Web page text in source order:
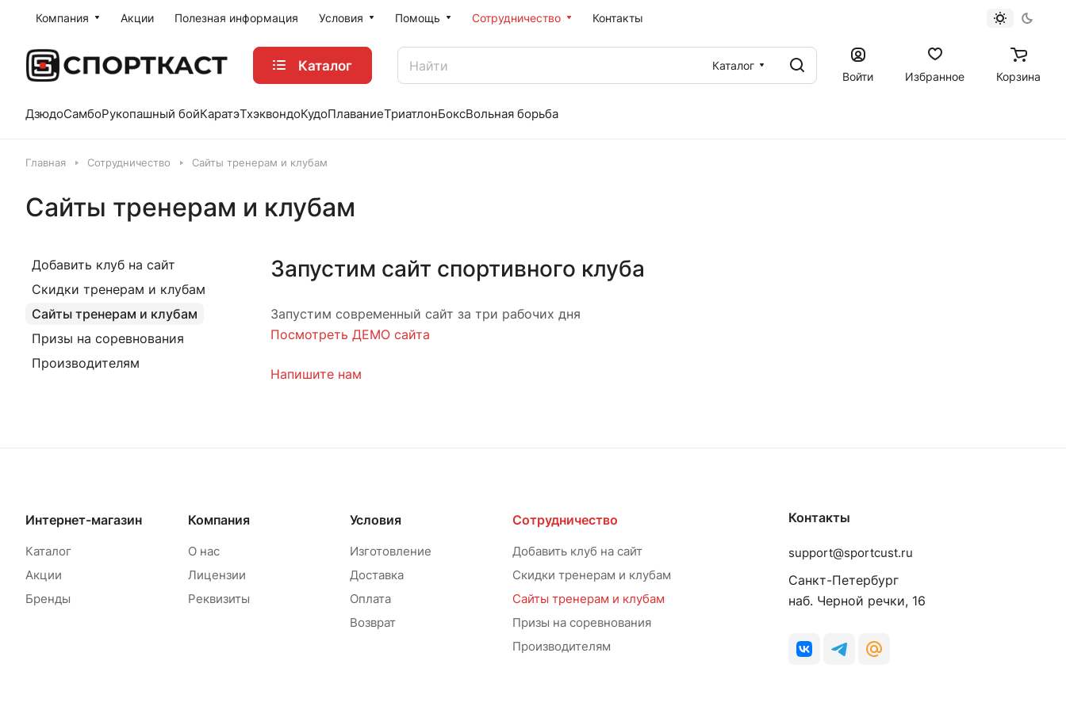
Компания Акции Полезная информация Условия Помощь Сотрудничество Контакты
Каталог
Каталог
Войти
Избранное Корзина
ДзюдоСамбоРукопашный бойКаратэТхэквондоКудоПлаваниеТриатлонБоксВольная борьба
Главная Сотрудничество Сайты тренерам и клубам
Сайты тренерам и клубам
Запустим сайт спортивного клуба
Запустим современный сайт за три рабочих дня
Посмотреть ДЕМО сайта
Напишите нам
Добавить клуб на сайт
Скидки тренерам и клубам
Сайты тренерам и клубам
Призы на соревнования
Производителям
Интернет-магазин
Каталог
Акции
Бренды
Компания
О нас
Лицензии
Реквизиты
Условия
Изготовление
Доставка
Оплата
Возврат
Сотрудничество
Добавить клуб на сайт
Скидки тренерам и клубам
Сайты тренерам и клубам
Призы на соревнования
Производителям
Контакты
support@sportcust.ru
Санкт-Петербург
наб. Черной речки, 16